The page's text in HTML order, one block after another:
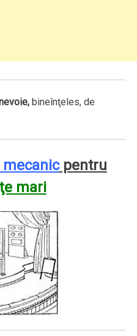
bineînţeles, de
pentru
mari